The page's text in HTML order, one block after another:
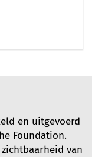
en uitgevoerd
Foundation.
van